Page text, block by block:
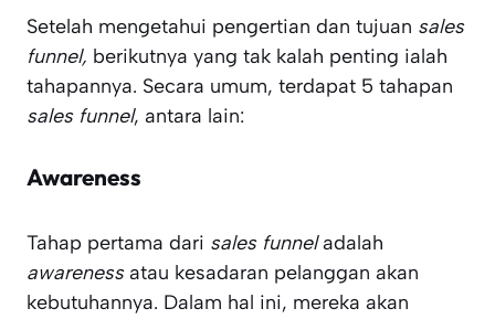
Setelah mengetahui pengertian dan tujuan sales
funnel, berikutnya yang tak kalah penting ialah
tahapannya. Secara umum, terdapat 5 tahapan
sales funnel, antara lain:
Awareness
Tahap pertama dari sales funneladalah
awarenessatau kesadaran pelanggan akan
kebutuhannya. Dalam hal ini, mereka akan